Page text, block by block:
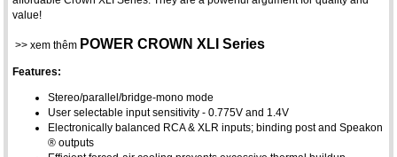
value!
>> xem thêm POWER CROWN XLI Series
Features:
Stereo/parallel/bridge-mono mode
User selectable input sensitivity - 0.775V and 1.4V
Electronically balanced RCA & XLR inputs; binding post and Speakon
® outputs